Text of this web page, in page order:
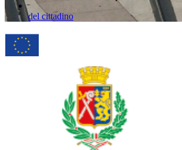
del cittadino